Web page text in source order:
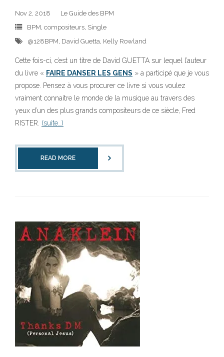
Nov 2, 2018
Le Guide des BPM
BPM, compositeurs, Single
@128BPM, David Guetta, Kelly Rowland
Cette fois-ci, c’est un titre de David GUETTA sur lequel l’auteur
du livre « FAIRE DANSER LES GENS » a participé que je vous
propose. Pensez à vous procurer ce livre si vous voulez
vraiment connaitre le monde de la musique au travers des
yeux d’un des plus grands compositeurs de ce siècle, Fred
RISTER. (suite…)
READ MORE